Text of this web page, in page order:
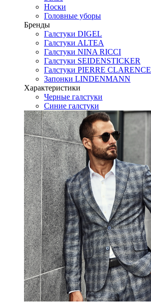
Носки
Головные уборы
Бренды
Галстуки DIGEL
Галстуки ALTEA
Галстуки NINA RICCI
Галстуки SEIDENSTICKER
Галстуки PIERRE CLARENCE
Запонки LINDENMANN
Характеристики
Черные галстуки
Синие галстуки